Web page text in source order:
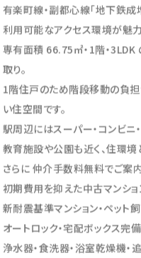
有楽町線・副都心線「 地下鉄成
利用可能なアクセス環境が魅力
専有面積 66.75㎡・1階・3LDK
取り。
1階住戸のため階段移動の負担
い住空間です。
駅周辺にはスーパー・コンビニ
教育施設や公園も近く、住環境
さらに 仲介手数料無料でご案
初期費用を抑えた中古マンショ
新耐震基準マンション・ペット
オートロック・宅配ボックス完
浄水器・食洗器・浴室乾燥機・